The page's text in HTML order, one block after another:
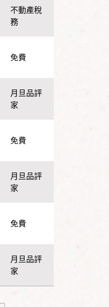
不動產稅
務
免費
月旦品評
家
免費
月旦品評
家
免費
月旦品評
家